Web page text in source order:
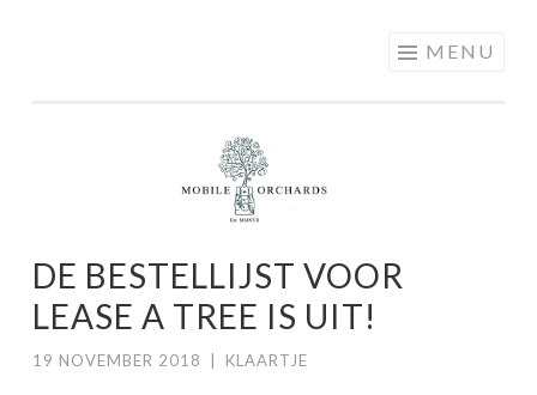
MENU
DE BESTELLIJST VOOR
LEASE A TREE IS UIT!
19 NOVEMBER 2018 KLAARTJE